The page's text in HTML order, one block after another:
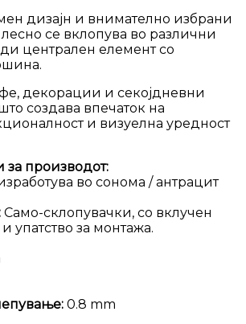
дизајн и внимателно избрани
се вклопува во различни
централен елемент со
декорации и секојдневни
создава впечаток на
и визуелна уредност
за производот:
во сонома / антрацит
Само-склопувачки, со вклучен
упатство за монтажа.
0.8 mm